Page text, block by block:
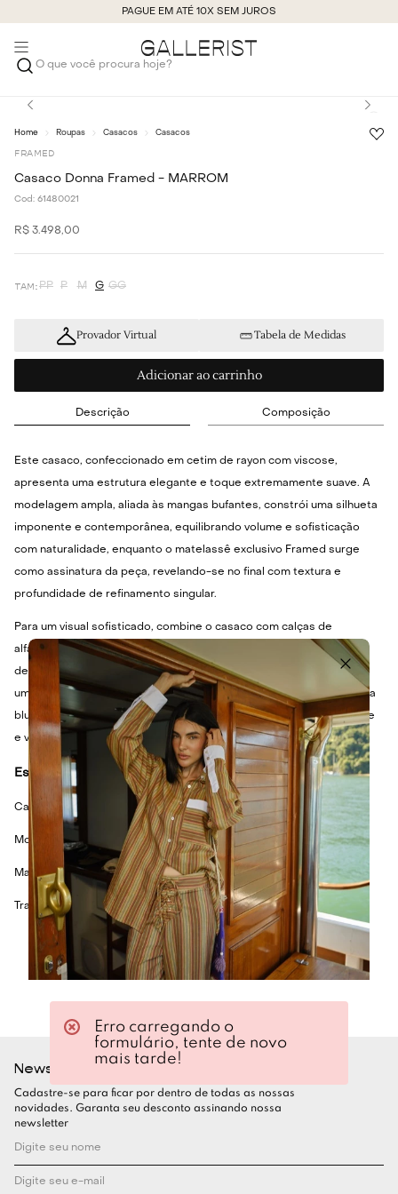
PAGUE EM ATÉ 10X SEM JUROS
O que você procura hoje?
Roupas Casacos Casacos
FRAMED
Casaco Donna Framed - MARROM
Cod: 61480021
R$ 3.498,00
PP P M G GG
Provador Virtual Tabela de Medidas
Adicionar ao carrinho
Descrição Composição
Este casaco, confeccionado em cetim de rayon com viscose,
apresenta uma estrutura elegante e toque extremamente suave. A
modelagem ampla, aliada às mangas bufantes, constrói uma silhueta
imponente e contemporânea, equilibrando volume e sofisticação
com naturalidade, enquanto o matelassê exclusivo Framed surge
como assinatura da peça, revelando-se no final com textura e
profundidade de refinamento singular.
Para um visual sofisticado, combine o casaco com calças de
alfaiataria de cintura alta e scarpins clássicos. Para um toque mais
despojado, jeans de modelagem reta e botas de cano curto criam
uma harmonia interessante. Em dias mais amenos, use-o sobre uma
blusa básica de seda ou um top de malha fina para um look elegante
e versátil.
Especificações Técnicas
Casaco em cetim
Modelagem ampla
Mangas bufantes
Trabalho de matelassê com desenho exclusivo
Newsletter
Cadastre-se para ficar por dentro de todas as nossas
novidades. Garanta seu desconto assinando nossa
newsletter
Erro carregando o
formulário, tente de novo
mais tarde!